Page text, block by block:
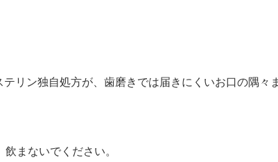
リン独自処方が、歯磨きでは届きにくいお口の隅々
まないでください。